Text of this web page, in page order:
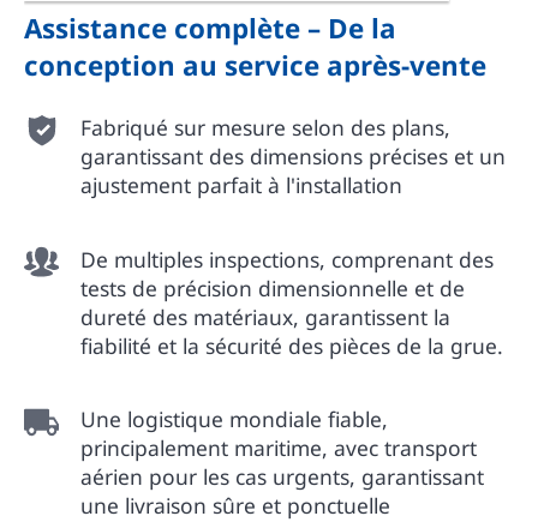
Assistance complète – De la
conception au service après-vente
Fabriqué sur mesure selon des plans,
garantissant des dimensions précises et un
ajustement parfait à l'installation
De multiples inspections, comprenant des
tests de précision dimensionnelle et de
dureté des matériaux, garantissent la
fiabilité et la sécurité des pièces de la grue.
Une logistique mondiale fiable,
principalement maritime, avec transport
aérien pour les cas urgents, garantissant
une livraison sûre et ponctuelle